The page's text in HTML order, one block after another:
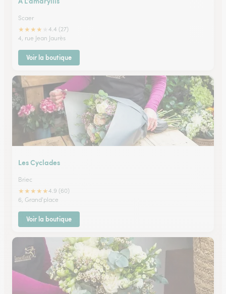
Scaer
★★★★
4.4 (27)
4, rue Jean Jaurès
Voir la boutique
Les Cyclades
Briec
★★★★★4.9 (60)
6, Grand'place
Voir la boutique